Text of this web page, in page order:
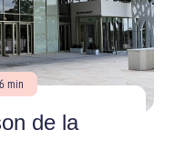
min
de la